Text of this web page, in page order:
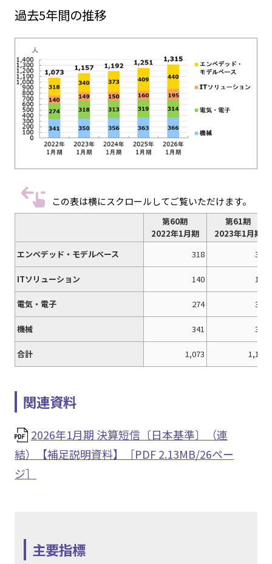
過去5年間の推移
この表は横にスクロールしてご覧いただけます。
第60期
2022年1月期
第61期
2023年1月期
エンベデッド・モデルベース
318 340
ITソリューション 140 149
電気・電子 274 318
機械 341 350
合計 1,073 1,157
関連資料
2026年1月期 決算短信〔日本基準〕（連
結）【補足説明資料】［PDF 2.13MB/26ペー
ジ］
主要指標